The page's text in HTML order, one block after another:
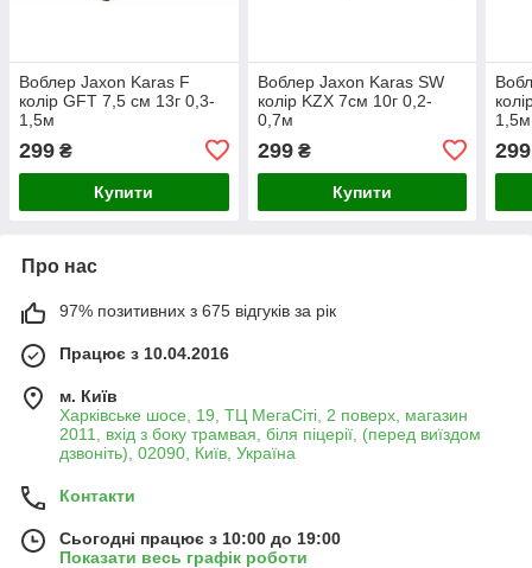
Воблер Jaxon Karas F
колір GFT 7,5 см 13г 0,3-
1,5м
299 ₴
Купити
Воблер Jaxon Karas SW
колір KZX 7см 10г 0,2-
0,7м
299₴
Купити
1,5м
299
Про нас
97% позитивних з 675 відгуків за рік
Працює з 10.04.2016
м. Київ
Харківське шосе, 19, ТЦ МегаСіті, 2 поверх, магазин
2011, вхід з боку трамвая, біля піцерії, (перед виїздом
дзвоніть), 02090, Київ, Україна
Контакти
Сьогодні працює з 10:00 до 19:00
Показати весь графік роботи